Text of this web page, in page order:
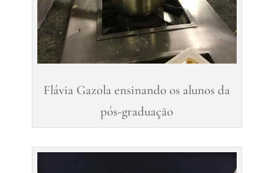
Flávia Gazola ensinando os alunos da
pós-graduação